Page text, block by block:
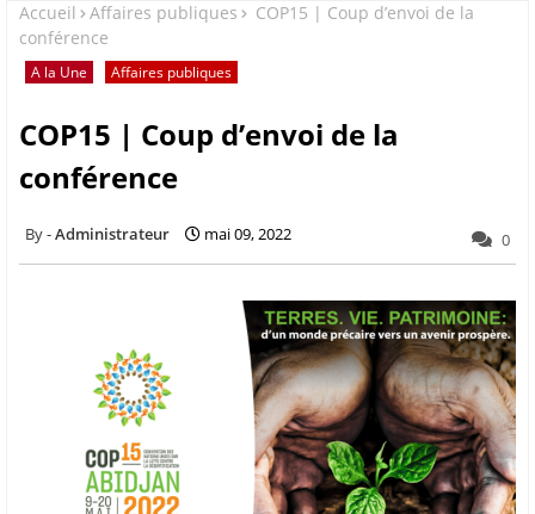
Accueil Affaires publiques
COP15 | Coup d’envoi de la
conférence
A la Une Affaires publiques
COP15 | Coup d’envoi de la
conférence
Administrateur mai 09, 2022 0